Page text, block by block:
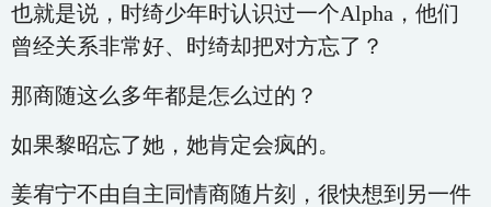
也就是说，时绮少年时认识过一个Alpha，他们
曾经关系非常好、时绮却把对方忘了？
那商随这么多年都是怎么过的？
如果黎昭忘了她，她肯定会疯的。
姜宥宁不由自主同情商随片刻，很快想到另一件